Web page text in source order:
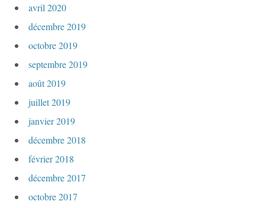
avril 2020
décembre 2019
octobre 2019
septembre 2019
août 2019
juillet 2019
janvier 2019
décembre 2018
février 2018
décembre 2017
octobre 2017